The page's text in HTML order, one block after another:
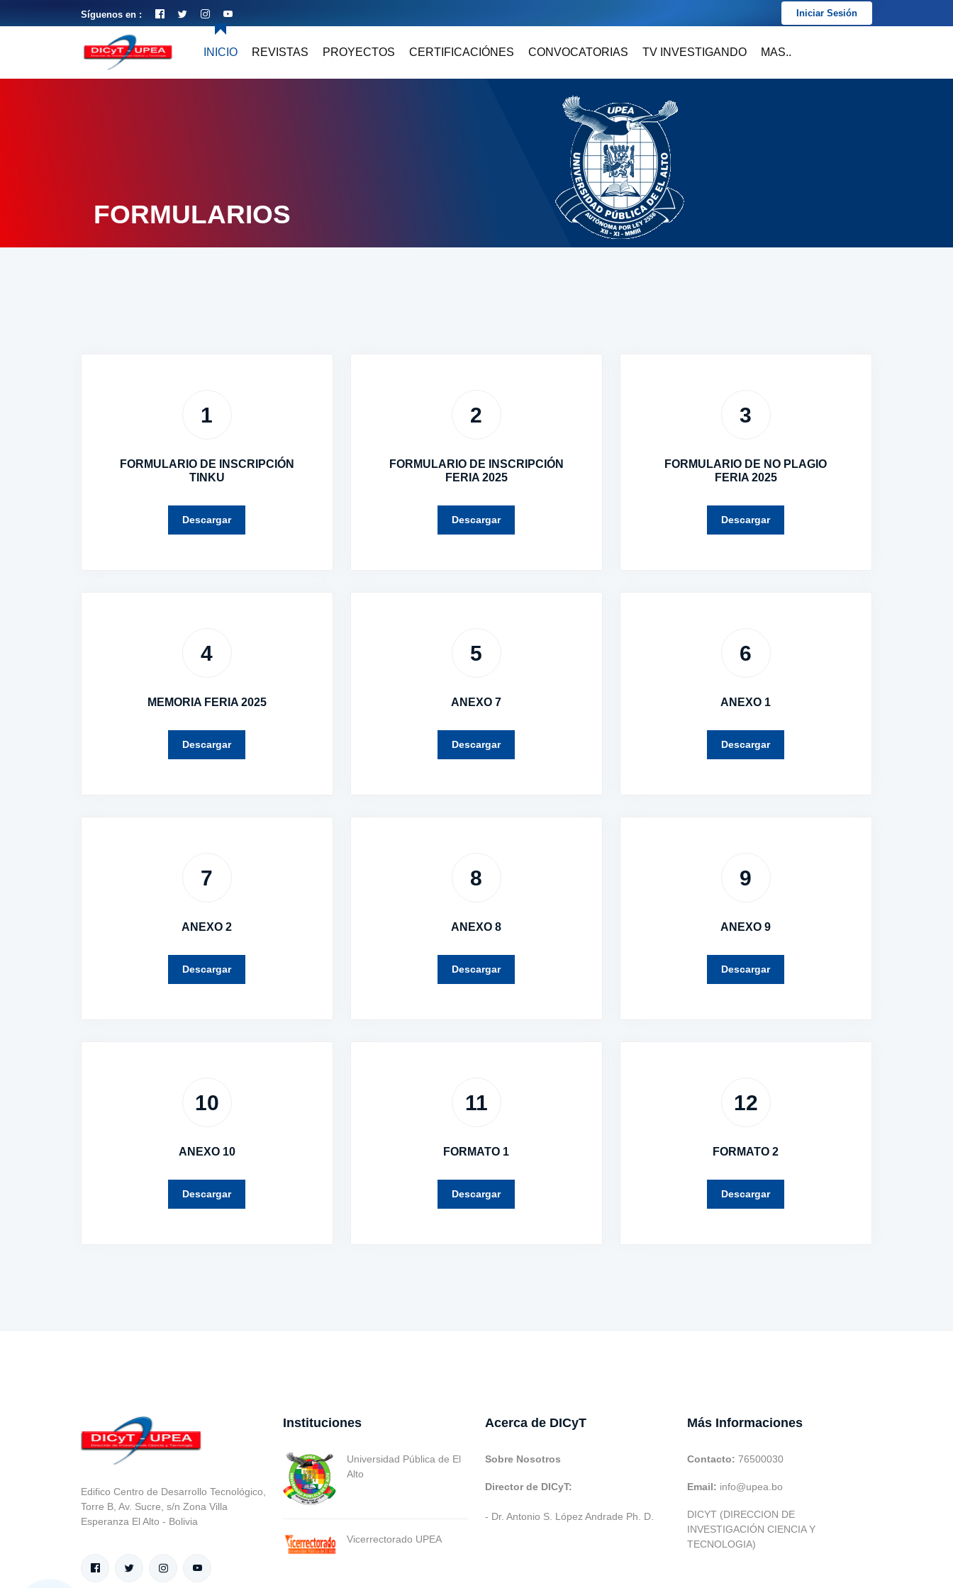
Síguenos en : Iniciar Sesión
INICIO REVISTAS PROYECTOS CERTIFICACIÓNES CONVOCATORIAS TV INVESTIGANDO MAS..
FORMULARIOS
1
FORMULARIO DE INSCRIPCIÓN
TINKU
Descargar
2
FORMULARIO DE INSCRIPCIÓN
FERIA 2025
Descargar
3
FORMULARIO DE NO PLAGIO
FERIA 2025
Descargar
4
MEMORIA FERIA 2025
Descargar
5
ANEXO 7
Descargar
6
ANEXO 1
Descargar
7
ANEXO 2
Descargar
8
ANEXO 8
Descargar
9
ANEXO 9
Descargar
10
ANEXO 10
Descargar
11
FORMATO 1
Descargar
12
FORMATO 2
Descargar
Edifico Centro de Desarrollo Tecnológico,
Torre B, Av. Sucre, s/n Zona Villa
Esperanza El Alto - Bolivia
Instituciones
Universidad Pública de El
Alto
Vicerrectorado UPEA
Acerca de DICyT
Sobre Nosotros
Director de DICyT:
- Dr. Antonio S. López Andrade Ph. D.
Más Informaciones
Contacto: 76500030
Email: info@upea.bo
DICYT (DIRECCION DE
INVESTIGACIÓN CIENCIA Y
TECNOLOGIA)